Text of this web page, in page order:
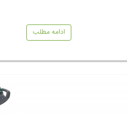
ادامه مطلب